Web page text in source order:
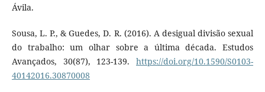
Ávila.
Sousa, L. P., & Guedes, D. R. (2016). A desigual divisão sexual
do trabalho: um olhar sobre a última década. Estudos
Avançados, 30(87), 123-139.https://doi.org/10.1590/S0103-
40142016.30870008